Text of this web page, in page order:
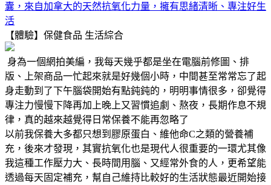
囊，來自加拿大的天然抗氧化力量，擁有思緒清晰、專注好生
活
【體驗】保健食品 生活綜合
身為一個網拍美編，我每天幾乎都是坐在電腦前修圖、排
版、上架商品一忙起來就是好幾個小時，中間甚至常常忘了起
身走動到了下午腦袋開始有點鈍鈍的，明明事情很多，卻覺得
專注力慢慢下降再加上晚上又習慣追劇、熬夜，長期作息不規
律，真的越來越覺得日常保養不能再忽略了
以前我保養大多都只想到膠原蛋白、維他命C之類的營養補
充，後來才發現，其實抗氧化也是現代人很重要的一環尤其像
我這種工作壓力大、長時間用腦、又經常外食的人，更希望能
透過每天固定補充，幫自己維持比較好的生活狀態最近開始接